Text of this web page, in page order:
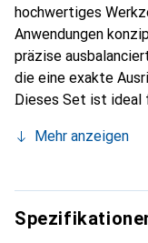
hochwertiges
Anwendungen
präzise
die eine exakte
Dieses Set ist ideal
aus robustem
einem stabilen
Aufbewahrung und
Mit einer Länge
Mehr anzeigen